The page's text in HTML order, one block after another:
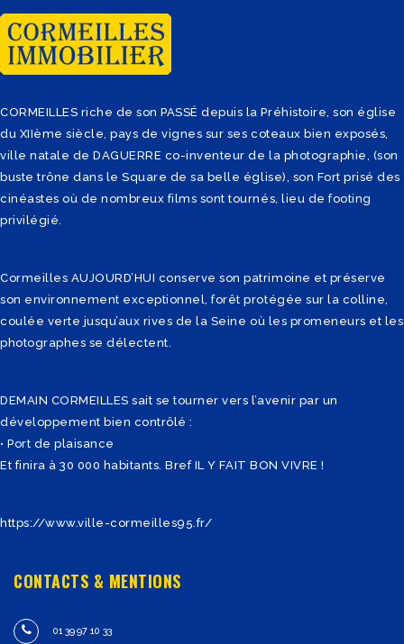
CORMEILLES riche de son PASSÉ depuis la Préhistoire, son église
du XIIème siècle, pays de vignes sur ses coteaux bien exposés,
ville natale de DAGUERRE co-inventeur de la photographie, (son
buste trône dans le Square de sa belle église), son Fort prisé des
cinéastes où de nombreux films sont tournés, lieu de footing
privilégié.
Cormeilles AUJOURD’HUI conserve son patrimoine et préserve
son environnement exceptionnel, forêt protégée sur la colline,
coulée verte jusqu’aux rives de la Seine où les promeneurs et les
photographes se délectent.
DEMAIN CORMEILLES sait se tourner vers l’avenir par un
développement bien contrôlé :
• Port de plaisance
Et finira à 30 000 habitants. Bref IL Y FAIT BON VIVRE !
https://www.ville-cormeilles95.fr/
CONTACTS & MENTIONS
01 39 97 10 33